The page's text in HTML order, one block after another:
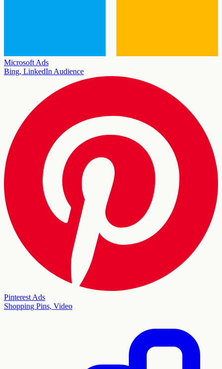
Microsoft Ads
Bing, LinkedIn Audience
Pinterest Ads
Shopping Pins, Video